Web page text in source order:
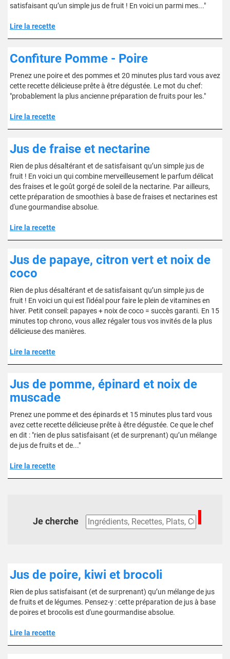
satisfaisant qu’un simple jus de fruit ! En voici un parmi mes..."
Lire la recette
Confiture Pomme - Poire
Prenez une poire et des pommes et 20 minutes plus tard vous avez
cette recette délicieuse prête à être dégustée. Le mot du chef:
"probablement la plus ancienne préparation de fruits pour les."
Lire la recette
Jus de fraise et nectarine
Rien de plus désaltérant et de satisfaisant qu’un simple jus de
fruit ! En voici un qui combine merveilleusement le parfum délicat
des fraises et le goût gorgé de soleil de la nectarine. Par ailleurs,
cette préparation de smoothies à base de fraises et nectarines est
d'une gourmandise absolue.
Lire la recette
Jus de papaye, citron vert et noix de
coco
Rien de plus désaltérant et de satisfaisant qu’un simple jus de
fruit ! En voici un qui est l'idéal pour faire le plein de vitamines en
hiver. Petit conseil: papayes + noix de coco = succès garanti. En 15
minutes top chrono, vous allez régaler tous vos invités de la plus
délicieuse des manières.
Lire la recette
Jus de pomme, épinard et noix de
muscade
Prenez une pomme et des épinards et 15 minutes plus tard vous
avez cette recette délicieuse prête à être dégustée. Ce que le chef
en dit : "rien de plus satisfaisant (et de surprenant) qu’un mélange
de jus de fruits et de..."
Lire la recette
Je cherche
Jus de poire, kiwi et brocoli
Rien de plus satisfaisant (et de surprenant) qu’un mélange de jus
de fruits et de légumes. Pensez-y : cette préparation de jus à base
de poires et brocolis est d'une gourmandise absolue.
Lire la recette